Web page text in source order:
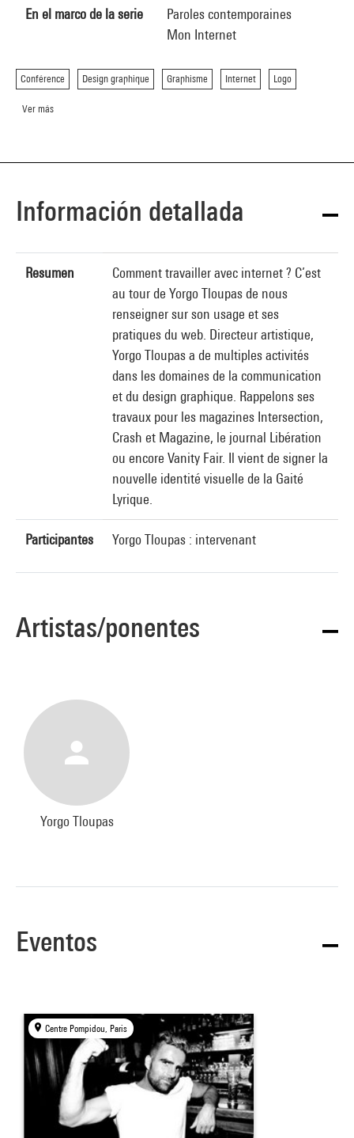
En el marco de la serie
Paroles contemporaines
Mon Internet
Conférence Design graphique Graphisme Internet Logo
Ver más
Información detallada
Resumen
Comment travailler avec internet ? C’est
au tour de Yorgo Tloupas de nous
renseigner sur son usage et ses
pratiques du web. Directeur artistique,
Yorgo Tloupas a de multiples activités
dans les domaines de la communication
et du design graphique. Rappelons ses
travaux pour les magazines Intersection,
Crash et Magazine, le journal Libération
ou encore Vanity Fair. Il vient de signer la
nouvelle identité visuelle de la Gaité
Lyrique.
Participantes Yorgo Tloupas : intervenant
Artistas/ponentes
Yorgo Tloupas
Eventos
Centre Pompidou, Paris